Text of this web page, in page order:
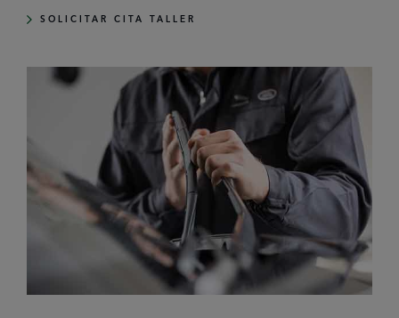
SOLICITAR CITA TALLER